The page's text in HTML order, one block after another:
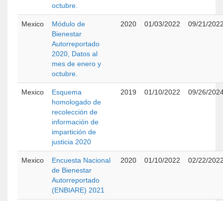
octubre.
Mexico
Módulo de
Bienestar
Autorreportado
2020, Datos al
mes de enero y
octubre.
2020 01/03/2022 09/21/
Mexico
Esquema
homologado de
recolección de
información de
impartición de
justicia 2020
2019 01/10/2022 09/26/
Mexico
Encuesta Nacional
de Bienestar
Autorreportado
(ENBIARE) 2021
2020 01/10/2022 02/22/